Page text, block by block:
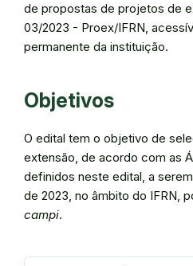
de propostas de projetos de
03/2023 - Proex/IFRN,
permanente da instituição.
Objetivos
O edital tem o objetivo de
extensão, de acordo com as
definidos neste edital, a
de 2023, no âmbito do IFRN,
campi.